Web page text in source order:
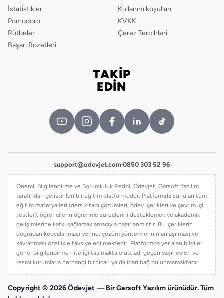
İstatistikler
Pomodoro
Rütbeler
Başarı Rozetleri
Kullanım koşulları
KVKK
Çerez Tercihleri
TAKİP
EDİN
support@odevjet.com·0850 303 52 96
Önemli Bilgilendirme ve Sorumluluk Reddi: Ödevjet, Garsoft Yazılım
tarafından geliştirilen bir eğitim platformudur. Platformda sunulan tüm
eğitim materyalleri (ders kitabı çözümleri, ödev içerikleri ve çevrim içi
testler), öğrencilerin öğrenme süreçlerini desteklemek ve akademik
gelişimlerine katkı sağlamak amacıyla hazırlanmıştır. Bu içeriklerin
doğrudan kopyalanması yerine, çözüm yöntemlerinin anlaşılması ve
kavranması özellikle tavsiye edilmektedir. Platformda yer alan bilgiler
genel bilgilendirme niteliği taşımakta olup, adı geçen yayınevleri ve
resmî kurumlarla herhangi bir ticari ya da idari bağ bulunmamaktadır..
Copyright © 2026 Ödevjet — Bir Garsoft Yazılım ürünüdür. Tüm